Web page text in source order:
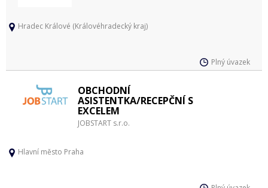
Hradec Králové (Královéhradecký kraj)
Plný úvazek
OBCHODNÍ
ASISTENTKA/RECEPČNÍ S
EXCELEM
JOBSTART s.r.o.
Hlavní město Praha